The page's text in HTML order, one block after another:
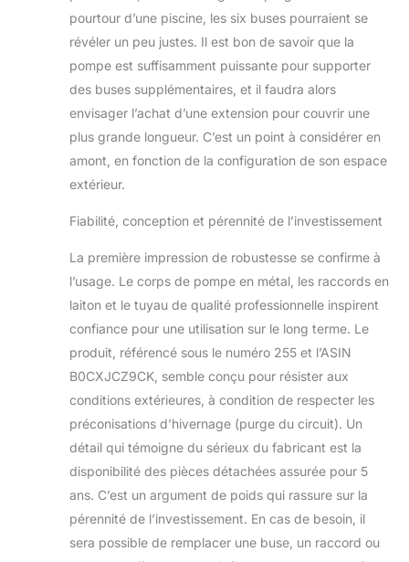
pourtour d’une piscine, les six buses pourraient se
révéler un peu justes. Il est bon de savoir que la
pompe est suffisamment puissante pour supporter
des buses supplémentaires, et il faudra alors
envisager l’achat d’une extension pour couvrir une
plus grande longueur. C’est un point à considérer en
amont, en fonction de la configuration de son espace
extérieur.
Fiabilité, conception et pérennité de l’investissement
La première impression de robustesse se confirme à
l’usage. Le corps de pompe en métal, les raccords en
laiton et le tuyau de qualité professionnelle inspirent
confiance pour une utilisation sur le long terme. Le
produit, référencé sous le numéro 255 et l’ASIN
B0CXJCZ9CK, semble conçu pour résister aux
conditions extérieures, à condition de respecter les
préconisations d’hivernage (purge du circuit). Un
détail qui témoigne du sérieux du fabricant est la
disponibilité des pièces détachées assurée pour 5
ans. C’est un argument de poids qui rassure sur la
pérennité de l’investissement. En cas de besoin, il
sera possible de remplacer une buse, un raccord ou